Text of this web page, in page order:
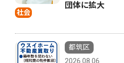
社会
団体に拡大
都筑区
2026.08.06